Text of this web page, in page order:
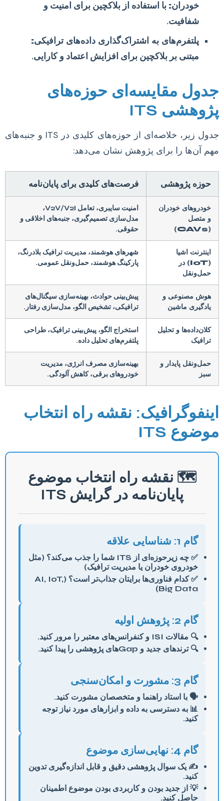
خودران: با استفاده از بلاکچین برای امنیت و
شفافیت.
پلتفرم‌های به اشتراک‌گذاری داده‌های ترافیکی:
مبتنی بر بلاکچین برای افزایش اعتماد و کارایی.
جدول مقایسه‌ای حوزه‌های
پژوهشی ITS
جدول زیر، خلاصه‌ای از حوزه‌های کلیدی در ITS و جنبه‌های
مهم آن‌ها را برای پژوهش نشان می‌دهد:
حوزه پژوهشی فرصت‌های کلیدی برای پایان‌نامه
خودروهای خودران
و متصل
(CAVs)
امنیت سایبری، تعامل V2V/V2I،
مدل‌سازی تصمیم‌گیری، جنبه‌های اخلاقی و
حقوقی.
اینترنت اشیا
(IoT) در
حمل‌ونقل
شهرهای هوشمند، مدیریت ترافیک بلادرنگ،
پارکینگ هوشمند، حمل‌ونقل عمومی.
هوش مصنوعی و
یادگیری ماشین
پیش‌بینی حوادث، بهینه‌سازی سیگنال‌های
ترافیکی، تشخیص الگو، مدل‌سازی رفتار.
کلان‌داده‌ها و تحلیل
ترافیک
استخراج الگو، پیش‌بینی ترافیک، طراحی
پلتفرم‌های تحلیل داده.
حمل‌ونقل پایدار و
سبز
بهینه‌سازی مصرف انرژی، مدیریت
خودروهای برقی، کاهش آلودگی.
اینفوگرافیک: نقشه راه انتخاب
موضوع ITS
🗺️ نقشه راه انتخاب موضوع
پایان‌نامه در گرایش ITS
گام 1: شناسایی علاقه
✅ چه زیرحوزه‌ای از ITS شما را جذب می‌کند؟ (مثل
خودروی خودران یا مدیریت ترافیک)
✅ کدام فناوری‌ها برایتان جذاب‌تر است؟ (AI, IoT,
Big Data)
گام 2: پژوهش اولیه
🔍 مقالات ISI و کنفرانس‌های معتبر را مرور کنید.
🔍 ترندهای جدید و Gapهای پژوهشی را پیدا کنید.
گام 3: مشورت و امکان‌سنجی
🗣️ با استاد راهنما و متخصصان مشورت کنید.
📊 به دسترسی به داده و ابزارهای مورد نیاز توجه
کنید.
گام 4: نهایی‌سازی موضوع
✍️ یک سوال پژوهشی دقیق و قابل اندازه‌گیری تدوین
کنید.
💡 از جدید بودن و کاربردی بودن موضوع اطمینان
حاصل کنید.